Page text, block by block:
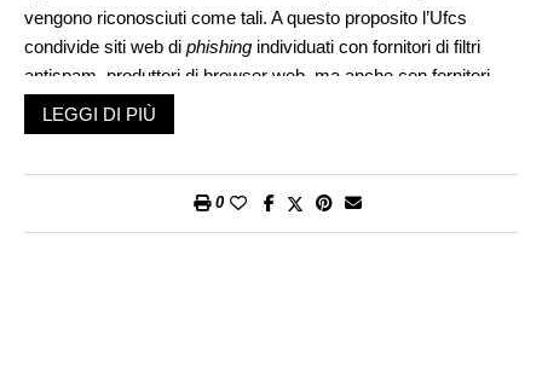
vengono riconosciuti come tali. A questo proposito l’Ufcs
condivide siti web di phishing individuati con fornitori di filtri
antispam, produttori di browser web, ma anche con fornitori
svizzeri di servizi Internet. Se il sito web di
dominio “.ch”, secondo la legge l’Ufcs ha la possibilità di
individui isolati, ben più di frequente si tratta di gruppi la cui
LEGGI DI PIÙ
0